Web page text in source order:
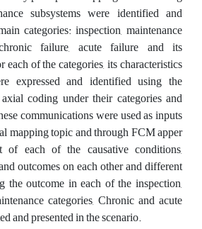
subsystems were identified and
categories: inspection, maintenance
failure, acute failure and its
of the categories, its characteristics
expressed and identified using the
coding under their categories and
communications were used as inputs
mapping topic and through FCM apper
of each of the causative conditions,
outcomes on each other and different
the outcome in each of the inspection,
categories, Chronic and acute
and presented in the scenario.